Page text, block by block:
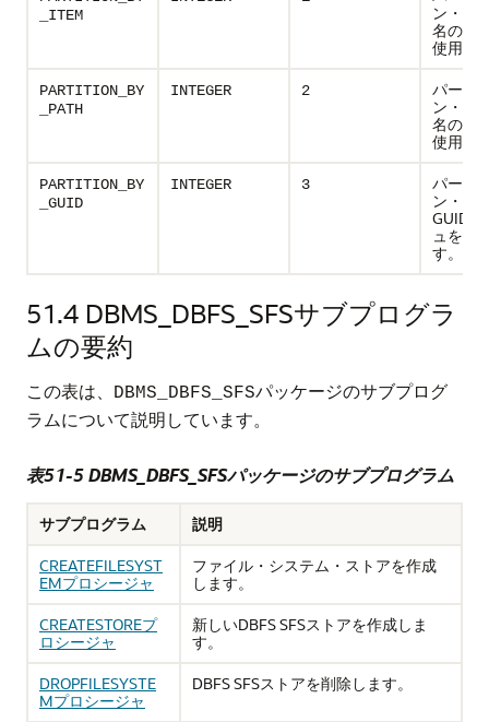
_ITEM
ン・キ
名のハ
使用し
PARTITION_BY
_PATH
INTEGER 2
パーテ
ン・キ
名のハ
使用し
PARTITION_BY
_GUID
INTEGER 3
パーテ
ン・キ
GUID
ュを使
す。
51.4 DBMS_DBFS_SFSサブプログラ
ムの要約
この表は、 DBMS_DBFS_SFSパッケージのサブプログ
ラムについて説明しています。
表51-5 DBMS_DBFS_SFSパッケージのサブプログラム
サブプログラム
説明
CREATEFILESYST
EMプロシージャ
ファイル・システム・ストアを作成
します。
CREATESTOREプ
ロシージャ
新しいDBFS SFSストアを作成しま
す。
DROPFILESYSTE
Mプロシージャ
DBFS SFSストアを削除します。